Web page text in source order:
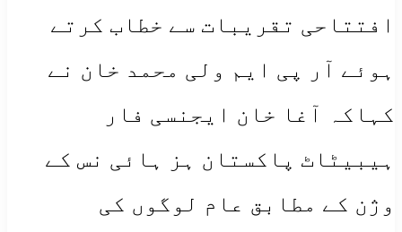
افتتاحی تقریبات سے خطاب کرتے
ہوئے آر پی ایم ولی محمد خان نے
کہاکہ آغا خان ایجنسی فار
ہیبیٹاٹ پاکستان ہز ہائی نس کے
وژن کے مطابق عام لوگوں کی